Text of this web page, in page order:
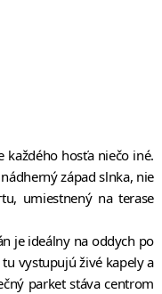
každého hosťa niečo iné.
západ slnka, nie
umiestnený na terase
je ideálny na oddych po
vystupujú živé kapely a
parket stáva centrom